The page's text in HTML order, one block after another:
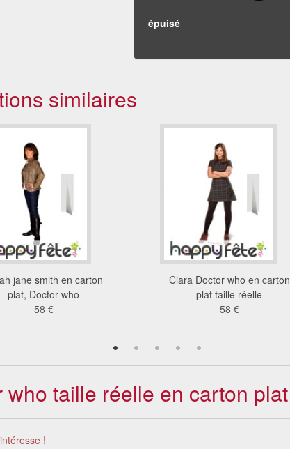
épuisé
similaires
jane smith en carton
plat, Doctor who
58 €
Clara Doctor who en carton
plat taille réelle
58 €
taille réelle en carton plat
!